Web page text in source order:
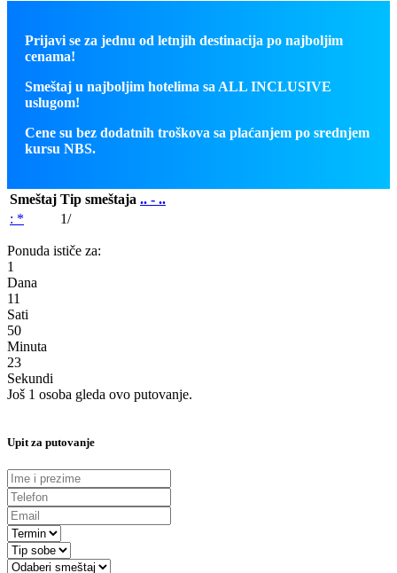
Prijavi se za jednu od letnjih destinacija po najboljim
cenama!
Smeštaj u najboljim hotelima sa ALL INCLUSIVE
uslugom!
Cene su bez dodatnih troškova sa plaćanjem po srednjem
kursu NBS.
Smeštaj Tip smeštaja .. - ..
: *
1/
Ponuda ističe za:
1
Dana
11
Sati
50
Minuta
22
Sekundi
Još 1 osoba gleda ovo putovanje.
Upit za putovanje